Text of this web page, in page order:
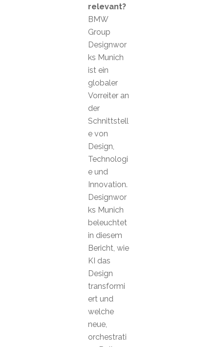
relevant?
BMW
Group
Designwor
ks Munich
ist ein
globaler
Vorreiter an
der
Schnittstell
e von
Design,
Technologi
e und
Innovation.
Designwor
ks Munich
beleuchtet
in diesem
Bericht, wie
KI das
Design
transformi
ert und
welche
neue,
orchestrati